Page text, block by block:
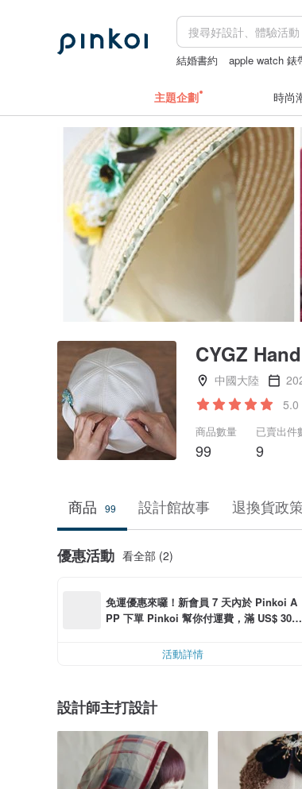
結婚書約 apple watch 錶
主題企劃 時尚
CYGZ
中國大陸
5.0
商品數量
99
已賣出件
9
商品 99 設計館故事 退換貨政策
優惠活動 看全部 (2)
免運優惠來囉！新會員 7 天內於 Pinkoi A
PP 下單 Pinkoi 幫你付運費，滿 US$ 30.0
活動詳情
設計師主打設計